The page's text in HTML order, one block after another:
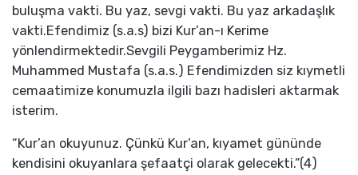
buluşma vakti. Bu yaz, sevgi vakti. Bu yaz arkadaşlık
vakti.Efendimiz (s.a.s) bizi Kur’an-ı Kerime
yönlendirmektedir.Sevgili Peygamberimiz Hz.
Muhammed Mustafa (s.a.s.) Efendimizden siz kıymetli
cemaatimize konumuzla ilgili bazı hadisleri aktarmak
isterim.
“Kur’an okuyunuz. Çünkü Kur’an, kıyamet gününde
kendisini okuyanlara şefaatçi olarak gelecekti.”(4)